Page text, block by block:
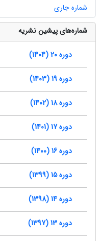
شماره جاری
شماره‌های پیشین نشریه
دوره 20 (1404)
دوره 19 (1403)
دوره 18 (1402)
دوره 17 (1401)
دوره 16 (1400)
دوره 15 (1399)
دوره 14 (1398)
دوره 13 (1397)